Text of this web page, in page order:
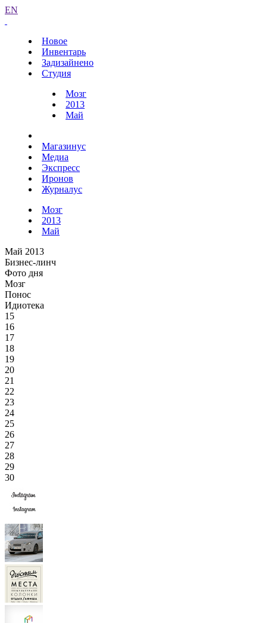
EN
Новое
Инвентарь
Задизайнено
Студия
Мозг
2013
Май
Магазинус
Медиа
Экспресс
Иронов
Журналус
Мозг
2013
Май
Май 2013
Бизнес-линч
Фото дня
Мозг
Понос
Идиотека
15
16
17
18
19
20
21
22
23
24
25
26
27
28
29
30